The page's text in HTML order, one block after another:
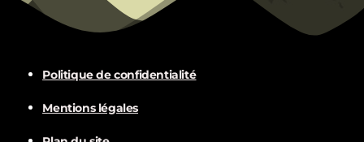
Politique de confidentialité
Mentions légales